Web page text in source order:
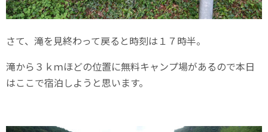
さて、滝を見終わって戻ると時刻は１７時半。
滝から３ｋｍほどの位置に無料キャンプ場があるので本日
はここで宿泊しようと思います。